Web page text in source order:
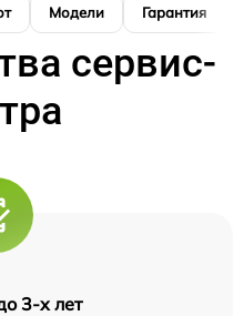
Модели Гарантия
сервис-
3-х лет